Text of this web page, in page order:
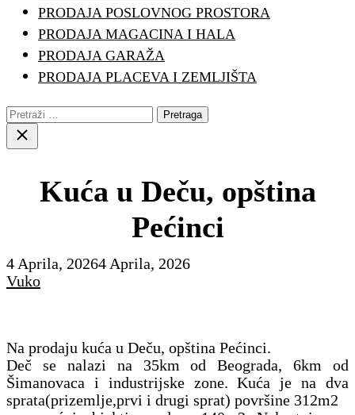
PRODAJA POSLOVNOG PROSTORA
PRODAJA MAGACINA I HALA
PRODAJA GARAŽA
PRODAJA PLACEVA I ZEMLJIŠTA
Pretraga:
Close
search
Kuća u Deču, opština
Pećinci
4 Aprila, 20264 Aprila, 2026
Vuko
Na prodaju kuća u Deču, opština Pećinci.
Deč se nalazi na 35km od Beograda, 6km od
Šimanovaca i industrijske zone. Kuća je na dva
sprata(prizemlje,prvi i drugi sprat) površine 312m2